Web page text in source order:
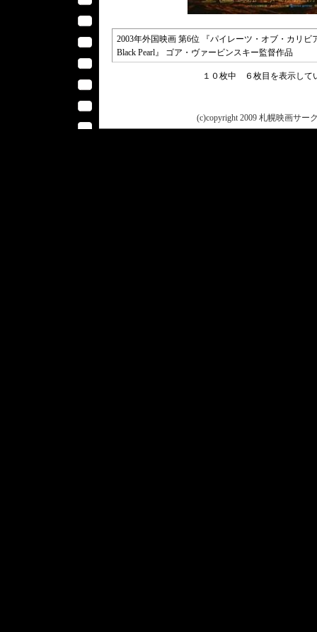
2003年外国映画 第6位 『パイレーツ・オブ・カリビ
Black Pearl』 ゴア・ヴァービンスキー監督作品
１０枚中 ６枚目を表示し
(c)copyright 2009 札幌映画サー